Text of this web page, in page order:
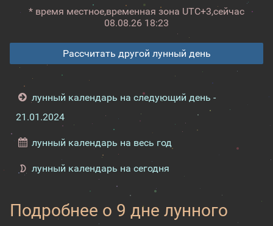
* время местное,временная зона UTC+3,сейчас
08.08.26 18:23
Рассчитать другой лунный день
лунный календарь на следующий день -
21.01.2024
лунный календарь на весь год
лунный календарь на сегодня
Подробнее о 9 дне лунного